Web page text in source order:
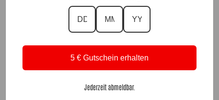
5 € Gutschein erhalten
Jederzeit abmeldbar.